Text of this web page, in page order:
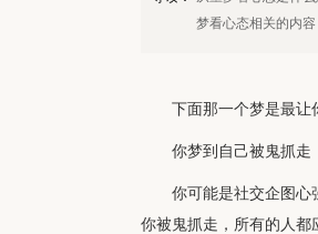
梦看心态相关的内容
下面那一个梦是最让
你梦到自己被鬼抓走
你可能是社交企图心
你被鬼抓走，所有的人都